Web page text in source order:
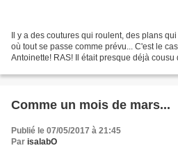
Il y a des coutures qui roulent, des plans
où tout se passe comme prévu... C'est le
Antoinette! RAS! Il était presque déjà cousu
Comme un mois de mars...
Publié le 07/05/2017 à 21:45
Par isalabO